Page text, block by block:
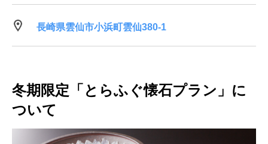
長崎県雲仙市小浜町雲仙380-1
冬期限定「とらふぐ懐石プラン」に
ついて